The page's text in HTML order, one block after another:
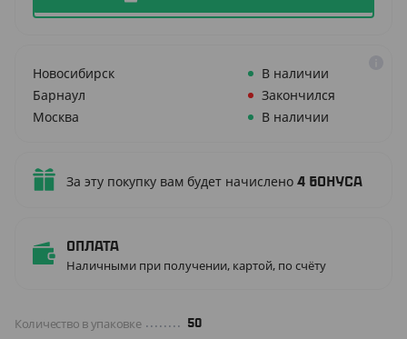
Новосибирск
В наличии
Барнаул
Закончился
Москва
В наличии
За эту покупку вам будет начислено 4 бонуса
Оплата
Наличными при получении, картой, по счёту
Количество в упаковке 50